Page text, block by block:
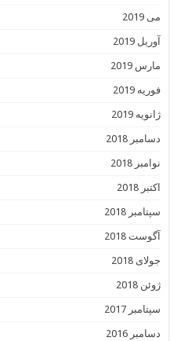
می 2019
آوریل 2019
مارس 2019
فوریه 2019
ژانویه 2019
دسامبر 2018
نوامبر 2018
اکتبر 2018
سپتامبر 2018
آگوست 2018
جولای 2018
ژوئن 2018
سپتامبر 2017
دسامبر 2016